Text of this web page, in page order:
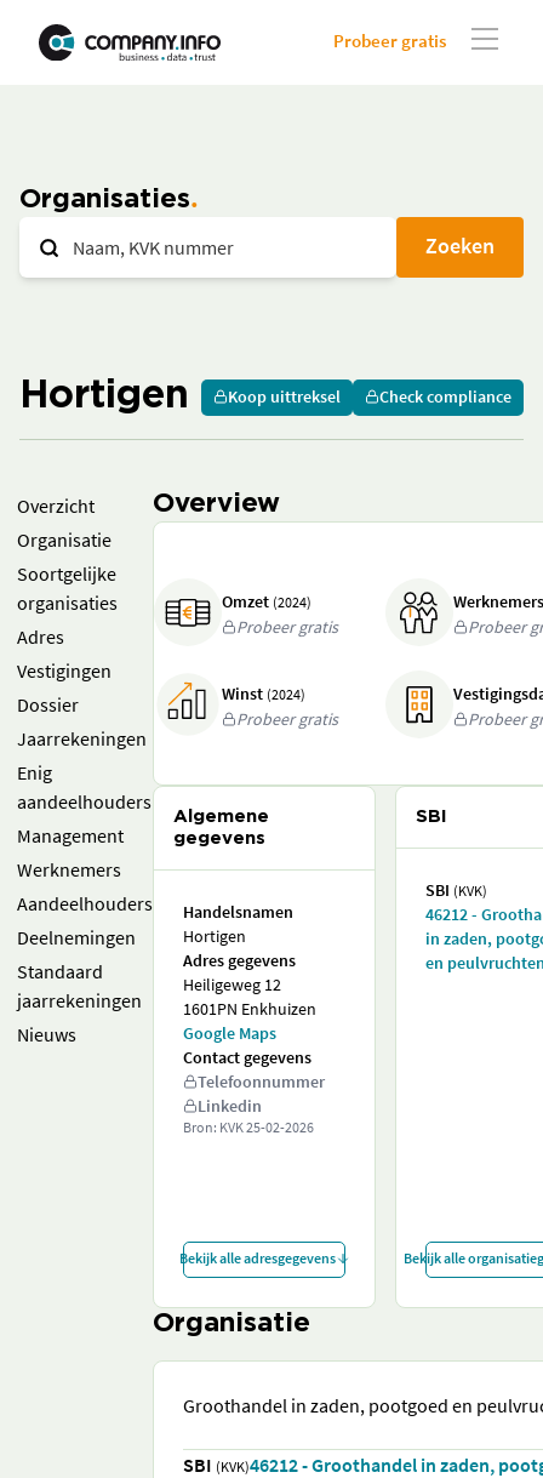
Probeer gratis
Organisaties
Zoeken
Hortigen Koop uittreksel Check compliance
Overzicht
Organisatie
Soortgelijke
organisaties
Adres
Vestigingen
Dossier
Jaarrekeningen
Enig
aandeelhouders
Management
Werknemers
Aandeelhouders
Deelnemingen
Standaard
jaarrekeningen
Nieuws
Overview
Omzet (2024)
Probeer gratis
Probeer
Winst (2024)
Probeer gratis
Probeer
Algemene
gegevens
Handelsnamen
Hortigen
Adres gegevens
Heiligeweg 12
1601PN Enkhuizen
Google Maps
Contact gegevens
Telefoonnummer
Linkedin
Bron: KVK25-02-2026
Bekijk alle adresgegevens
SBI
SBI (KVK)
46212 -
in zaden,
en
Bekijk alle
Organisatie
Groothandel in zaden, pootgoed en
SBI (KVK)46212 - Groothandel in zaden,